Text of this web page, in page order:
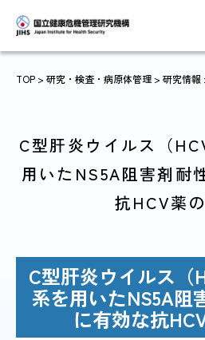
研究関係
TOP > 研究・検査・病原体管理 > 研究情報
C型肝炎ウイルス（
用いたNS5A阻害剤耐
抗HCV薬
C型肝炎ウイルス（
系を用いたNS5A阻
に有効な抗